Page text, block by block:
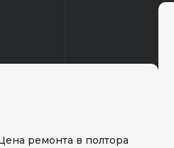
ремонта в полтора